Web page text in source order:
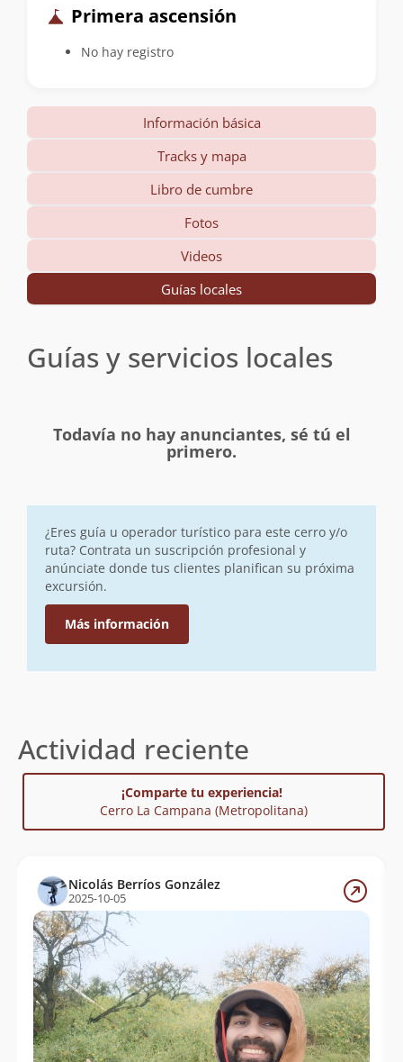
Primera ascensión
No hay registro
Información básica
Tracks y mapa
Libro de cumbre
Fotos
Videos
Guías locales
Guías y servicios locales
Todavía no hay anunciantes, sé tú el
primero.
¿Eres guía u operador turístico para este cerro y/o
ruta? Contrata un suscripción profesional y
anúnciate donde tus clientes planifican su próxima
excursión.
Más información
Actividad reciente
¡Comparte tu experiencia!
Cerro La Campana (Metropolitana)
Nicolás Berríos González
2025-10-05